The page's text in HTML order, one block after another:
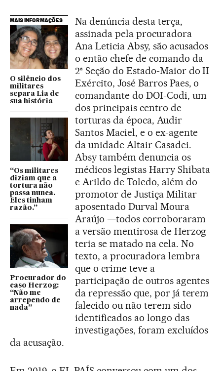
MAIS INFORMAÇÕES
O silêncio dos
militares
separa Lia de
sua história
“Os militares
diziam que a
tortura não
passa nunca.
Eles tinham
razão.”
Procurador do
caso Herzog:
“Não me
arrependo de
nada”
Na denúncia desta terça,
assinada pela procuradora
Ana Leticia Absy, são acusados
o então chefe de comando da
2ª Seção do Estado-Maior do II
Exército, José Barros Paes, o
comandante do DOI-Codi, um
dos principais centro de
torturas da época, Audir
Santos Maciel, e o ex-agente
da unidade Altair Casadei.
Absy também denuncia os
médicos legistas Harry Shibata
e Arildo de Toledo, além do
promotor de Justiça Militar
aposentado Durval Moura
Araújo —todos corroboraram
a versão mentirosa de Herzog
teria se matado na cela. No
texto, a procuradora lembra
que o crime teve a
participação de outros agentes
da repressão que, por já terem
falecido ou não terem sido
identificados ao longo das
investigações, foram excluídos
da acusação.